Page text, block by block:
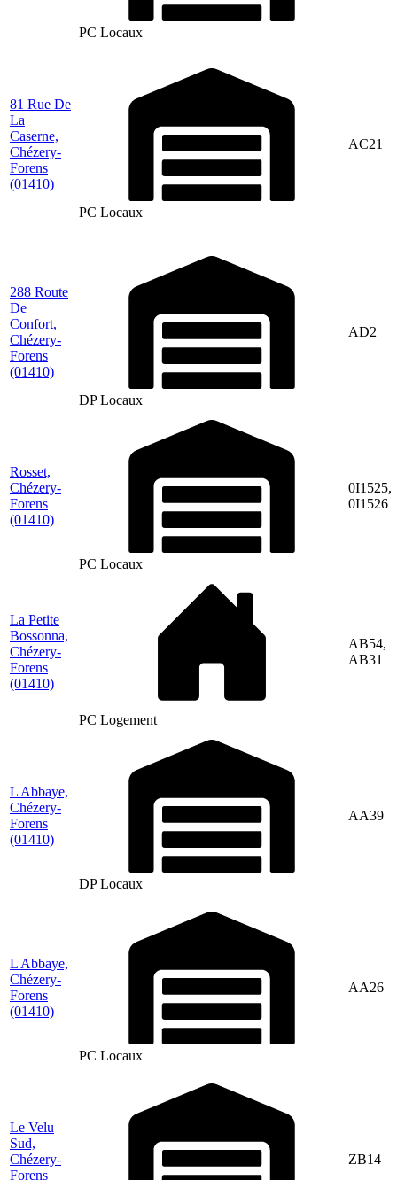
PC Locaux
81 Rue De
La
Caserne,
Chézery-
Forens
(01410)
PC Locaux
AC21
288 Route
De
Confort,
Chézery-
Forens
(01410)
DP Locaux
AD2
Rosset,
Chézery-
Forens
(01410)
PC Locaux
0I1525,
0I1526
La Petite
Bossonna,
Chézery-
Forens
(01410)
PC Logement
AB54,
AB31
L Abbaye,
Chézery-
Forens
(01410)
DP Locaux
AA39
L Abbaye,
Chézery-
Forens
(01410)
PC Locaux
AA26
Le Velu
Sud,
Chézery-
Forens
ZB14